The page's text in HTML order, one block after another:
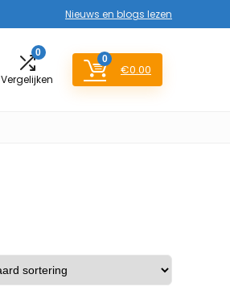
Nieuws en blogs lezen
0
Vergelijken
0
€0.00